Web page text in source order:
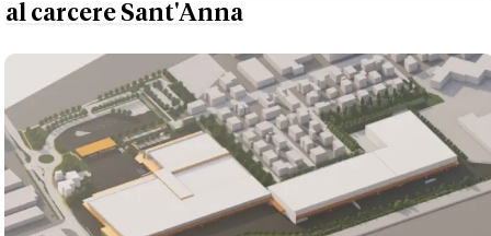
al carcere Sant'Anna